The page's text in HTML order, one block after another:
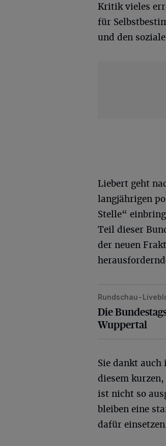
Kritik vieles
für
und den
Liebert geht
langjährigen
Stelle“
Teil dieser
der neuen
Die
Rundschau-
Die
Wuppertal
Sie dankt
diesem
ist nicht so
bleiben eine
dafür